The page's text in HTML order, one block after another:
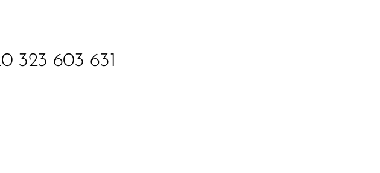
323 603 631